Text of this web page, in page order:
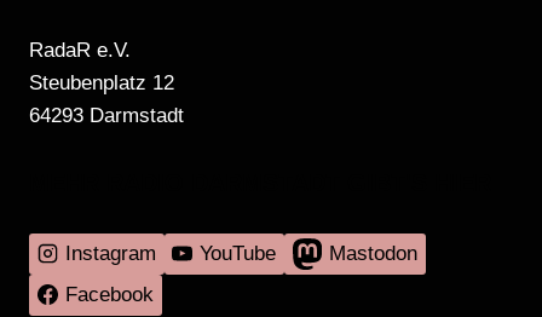
RadaR e.V.
Steubenplatz 12
64293 Darmstadt
Instagram YouTube
Mastodon
Facebook